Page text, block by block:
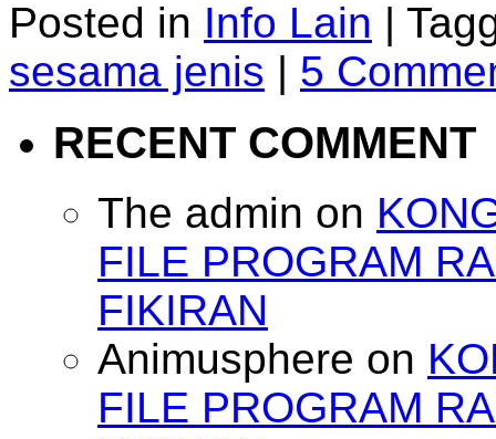
Posted in Info Lain |
sesama jenis | 5
RECENT COMMENT
The admin on
FILE PROGRAM
FIKIRAN
Animusphere on
FILE PROGRAM